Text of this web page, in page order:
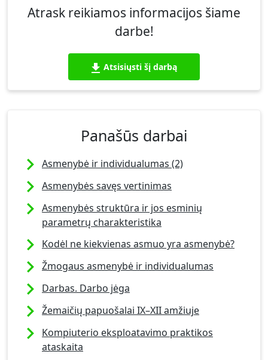
Atrask reikiamos informacijos šiame
darbe!
Atsisiųsti šį darbą
Panašūs darbai
Asmenybė ir individualumas (2)
Asmenybės savęs vertinimas
Asmenybės struktūra ir jos esminių
parametrų charakteristika
Kodėl ne kiekvienas asmuo yra asmenybė?
Žmogaus asmenybė ir individualumas
Darbas. Darbo jėga
Žemaičių papuošalai IX–XII amžiuje
Kompiuterio eksploatavimo praktikos
ataskaita